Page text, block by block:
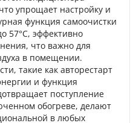
упрощает настройку и
функция самоочистки
57°C, эффективно
что важно для
в помещении.
такие как авторестарт
и функция
поступление
обогреве, делают
в любых